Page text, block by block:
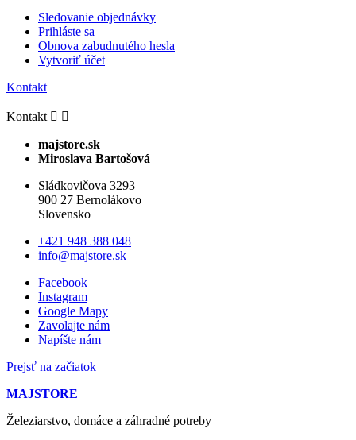
Sledovanie objednávky
Prihláste sa
Obnova zabudnutého hesla
Vytvoriť účet
Kontakt
Kontakt  
majstore.sk
Miroslava Bartošová
Sládkovičova 3293
900 27 Bernolákovo
Slovensko
+421 948 388 048
info@majstore.sk
Facebook
Instagram
Google Mapy
Zavolajte nám
Napíšte nám
Prejsť na začiatok
MAJSTORE
Železiarstvo, domáce a záhradné potreby